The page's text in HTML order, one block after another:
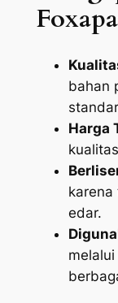
bahan
Harga
karena
edar.